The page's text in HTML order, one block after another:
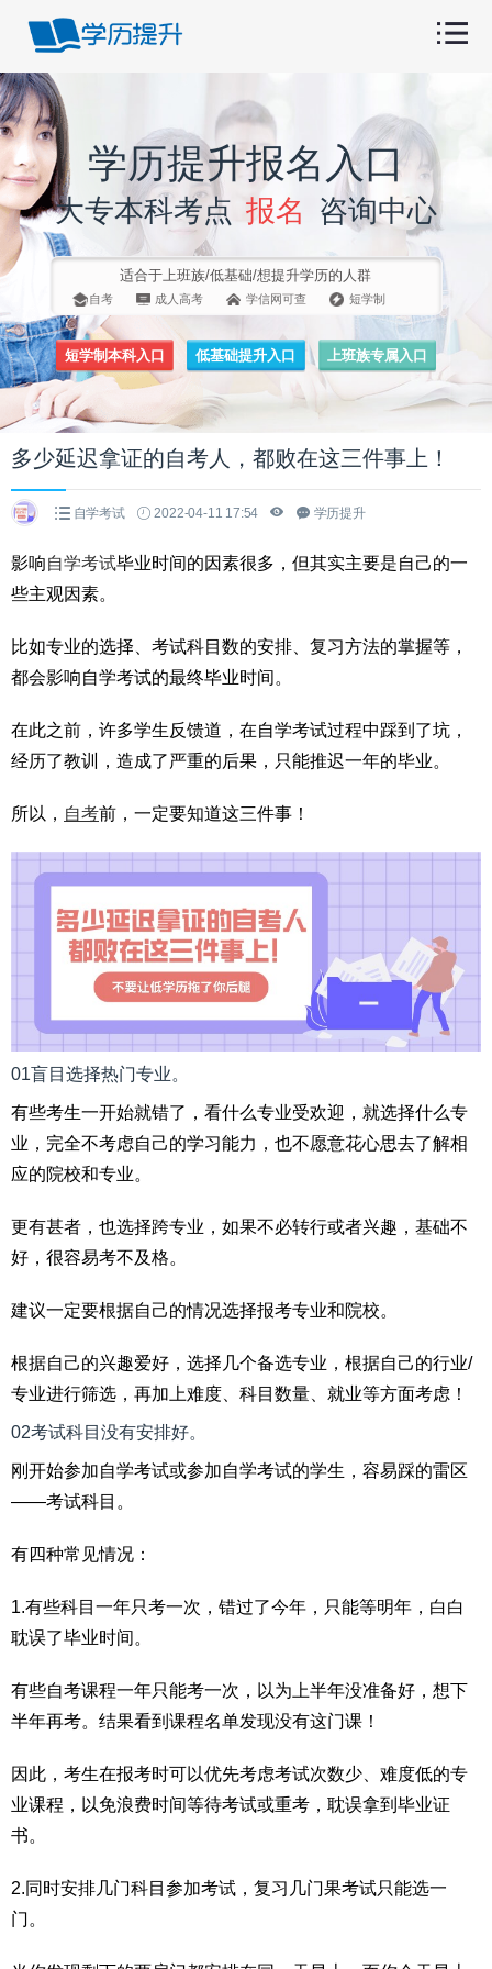
学历提升报名入口
大专本科考点 报名 咨询中心
适合于上班族/低基础/想提升学历的人群
自考 成人高考 学信网可查 短学制
短学制本科入口 低基础提升入口 上班族专属入口
多少延迟拿证的自考人，都败在这三件事上！
自学考试 2022-04-11 17:54 学历提升
影响自学考试毕业时间的因素很多，但其实主要是自己的一
些主观因素。
比如专业的选择、考试科目数的安排、复习方法的掌握等，
都会影响自学考试的最终毕业时间。
在此之前，许多学生反馈道，在自学考试过程中踩到了坑，
经历了教训，造成了严重的后果，只能推迟一年的毕业。
所以， 自考前，一定要知道这三件事！
01盲目选择热门专业。
有些考生一开始就错了，看什么专业受欢迎，就选择什么专
业，完全不考虑自己的学习能力，也不愿意花心思去了解相
应的院校和专业。
更有甚者，也选择跨专业，如果不必转行或者兴趣，基础不
好，很容易考不及格。
建议一定要根据自己的情况选择报考专业和院校。
根据自己的兴趣爱好，选择几个备选专业，根据自己的行业/
专业进行筛选，再加上难度、科目数量、就业等方面考虑！
02考试科目没有安排好。
刚开始参加自学考试或参加自学考试的学生，容易踩的雷区
——考试科目。
有四种常见情况：
1.有些科目一年只考一次，错过了今年，只能等明年，白白
耽误了毕业时间。
有些自考课程一年只能考一次，以为上半年没准备好，想下
半年再考。结果看到课程名单发现没有这门课！
因此，考生在报考时可以优先考虑考试次数少、难度低的专
业课程，以免浪费时间等待考试或重考，耽误拿到毕业证
书。
2.同时安排几门科目参加考试，复习几门果考试只能选一
门。